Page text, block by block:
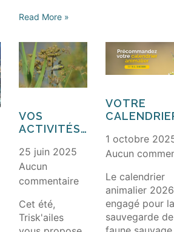
Read More »
VOS
ACTIVITÉS
JUILLET
DANS LE
MORBIHAN
25 juin 2025
Aucun
commentaire
Cet été,
Trisk'ailes
VOTRE
ENGAGÉ
DISPONIBLE
1 octobre
Aucun
Le calendrier
animalier 2026
engagé pour la
sauvegarde